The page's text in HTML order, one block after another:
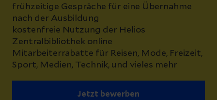
frühzeitige Gespräche für eine Übernahme
nach der Ausbildung
kostenfreie Nutzung der Helios
Zentralbibliothek online
Mitarbeiterrabatte für Reisen, Mode, Freizeit,
Sport, Medien, Technik, und vieles mehr
Jetzt bewerben